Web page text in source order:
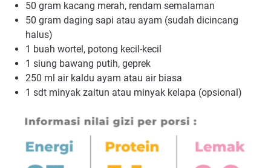
50 gram kacang merah, rendam semalaman
50 gram daging sapi atau ayam (sudah dicincang
halus)
1 buah wortel, potong kecil-kecil
1 siung bawang putih, geprek
250 ml air kaldu ayam atau air biasa
1 sdt minyak zaitun atau minyak kelapa (opsional)